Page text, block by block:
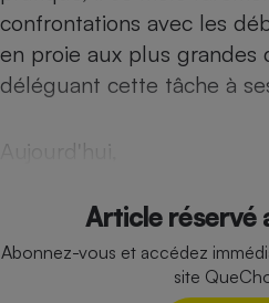
confrontations avec les
en proie aux plus grandes
déléguant cette tâche à
Aujourd'hui,
Article réservé
Abonnez-vous et accédez
site